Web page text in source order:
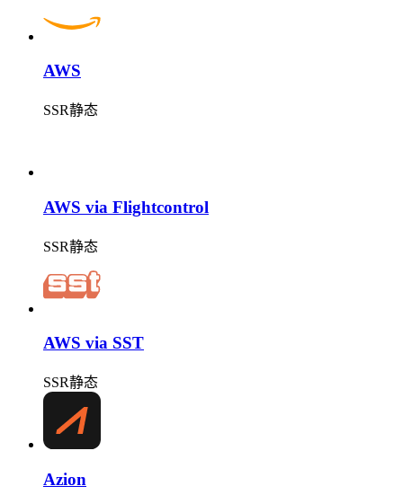
AWS
SSR静态
AWS via Flightcontrol
SSR静态
AWS via SST
SSR静态
Azion